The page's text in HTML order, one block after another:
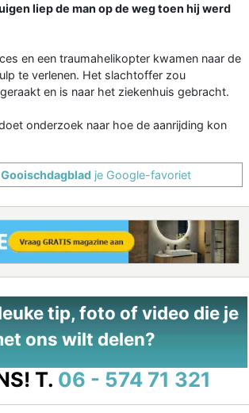
liep de man op de weg toen hij werd
en een traumahelikopter kwamen naar de
te verlenen. Het slachtoffer zou
en is naar het ziekenhuis gebracht.
onderzoek naar hoe de aanrijding kon
Gooischdagbladje Google-favoriet
tip, foto of video die je
ons wilt delen?
T. 06 - 574 71 321